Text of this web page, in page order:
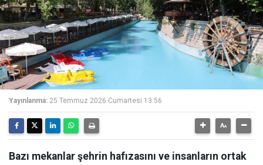
Yayınlanma: 25 Temmuz 2026 Cumartesi 13:56
Bazı mekanlar şehrin hafızasını ve insanların ortak